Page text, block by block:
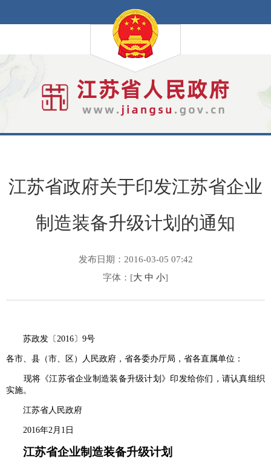
江苏省政府关于印发江苏省企业
制造装备升级计划的通知
发布日期：2016-03-05 07:42
字体：[大 中 小]
苏政发〔2016〕9号
各市、县（市、区）人民政府，省各委办厅局，省各直属单位：
现将《江苏省企业制造装备升级计划》印发给你们，请认真组织
实施。
江苏省人民政府
2016年2月1日
江苏省企业制造装备升级计划